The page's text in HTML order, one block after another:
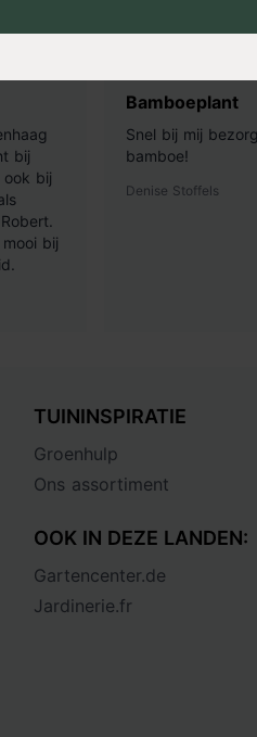
bij
ook bij
bij
Bamboeplant
Snel bij mij
bamboe!
Denise Stoffels
TUININSPIRATIE
Groenhulp
Ons assortiment
OOK IN DEZE LANDEN:
Gartencenter.de
Jardinerie.fr